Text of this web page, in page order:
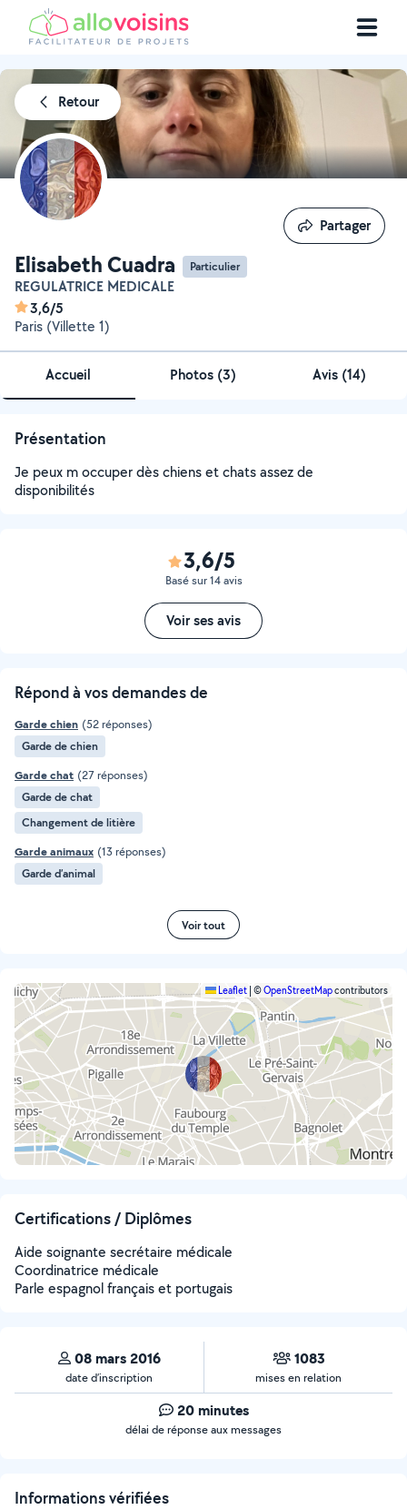
Retour
Elisabeth Cuadra Particulier
REGULATRICE MEDICALE
3,6/5
Paris (Villette 1)
Partager
Partager
Accueil Photos (3) Avis (14)
Présentation
Je peux m occuper dès chiens et chats assez de
disponibilités
3,6/5
Basé sur 14 avis
Voir ses avis
Répond à vos demandes de
Garde chien (52 réponses)
Garde de chien
Garde chat (27 réponses)
Garde de chat
Changement de litière
Garde animaux (13 réponses)
Garde d’animal
Voir tout
Leaflet ©OpenStreetMapcontributors
Certifications / Diplômes
Aide soignante secrétaire médicale
Coordinatrice médicale
Parle espagnol français et portugais
08 mars 2016
date d’inscription
1083
mises en relation
20 minutes
délai de réponse aux messages
Informations vérifiées